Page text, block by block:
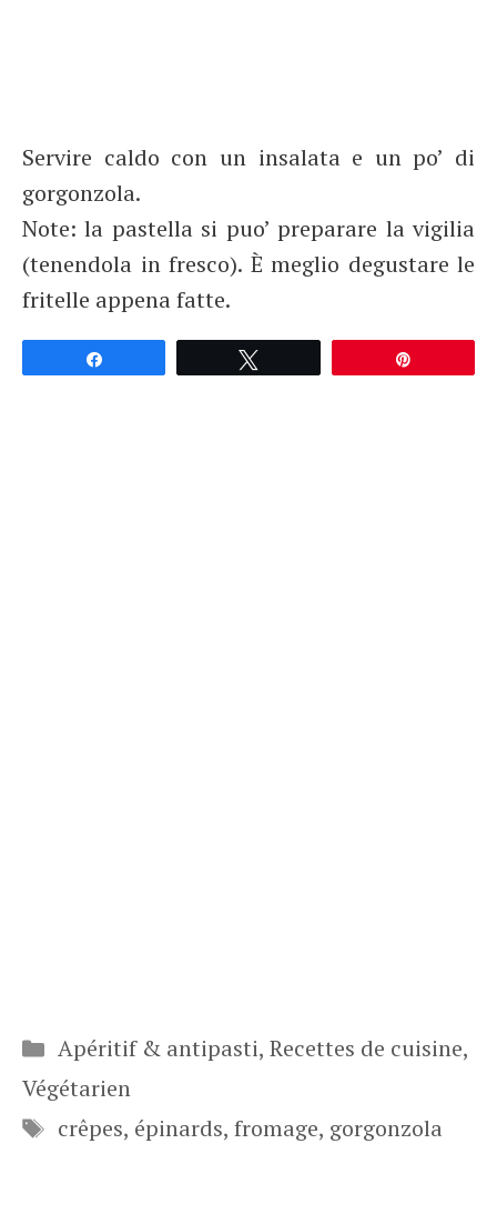
Servire caldo con un insalata e un po’ di
gorgonzola.
Note: la pastella si puo’ preparare la vigilia
(tenendola in fresco). È meglio degustare le
fritelle appena fatte.
Catégories
Apéritif & antipasti, Recettes de cuisine,
Végétarien
Étiquettes
crêpes, épinards, fromage, gorgonzola